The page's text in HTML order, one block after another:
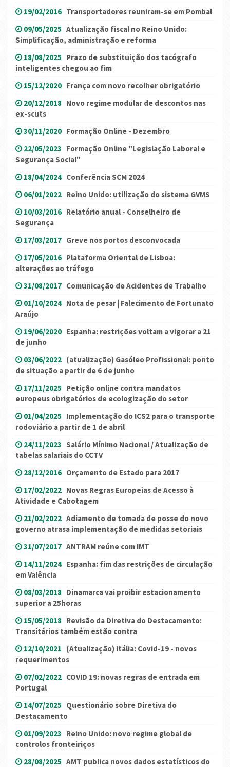
19/02/2016 Transportadores reuniram-se em Pombal
09/05/2025 Atualização fiscal no Reino Unido:
Simplificação, administração e reforma
18/08/2025 Prazo de substituição dos tacógrafo
inteligentes chegou ao fim
15/12/2020 França com novo recolher obrigatório
20/12/2018 Novo regime modular de descontos nas
ex-scuts
30/11/2020 Formação Online - Dezembro
22/05/2023 Formação Online "Legislação Laboral e
Segurança Social"
18/04/2024 Conferência SCM 2024
06/01/2022 Reino Unido: utilização do sistema GVMS
10/03/2016 Relatório anual - Conselheiro de
Segurança
17/03/2017 Greve nos portos desconvocada
17/05/2016 Plataforma Oriental de Lisboa:
alterações ao tráfego
31/08/2017 Comunicação de Acidentes de Trabalho
01/10/2024 Nota de pesar | Falecimento de Fortunato
Araújo
19/06/2020 Espanha: restrições voltam a vigorar a 21
de junho
03/06/2022 (atualização) Gasóleo Profissional: ponto
de situação a partir de 6 de junho
17/11/2025 Petição online contra mandatos
europeus obrigatórios de ecologização do setor
01/04/2025 Implementação do ICS2 para o transporte
rodoviário a partir de 1 de abril
24/11/2023 Salário Mínimo Nacional / Atualização de
tabelas salariais do CCTV
28/12/2016 Orçamento de Estado para 2017
17/02/2022 Novas Regras Europeias de Acesso à
Atividade e Cabotagem
21/02/2022 Adiamento de tomada de posse do novo
governo atrasa implementação de medidas setoriais
31/07/2017 ANTRAM reúne com IMT
14/11/2024 Espanha: fim das restrições de circulação
em Valência
08/03/2018 Dinamarca vai proibir estacionamento
superior a 25horas
15/05/2018 Revisão da Diretiva do Destacamento:
Transitários também estão contra
12/10/2021 (Atualização) Itália: Covid-19 - novos
requerimentos
07/02/2022 COVID 19: novas regras de entrada em
Portugal
14/07/2025 Questionário sobre Diretiva do
Destacamento
01/09/2023 Reino Unido: novo regime global de
controlos fronteiriços
28/08/2025 AMT publica novos dados estatísticos do